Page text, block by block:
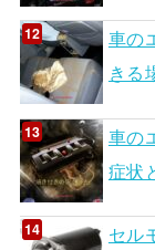
車の
きる
車の
症状
セル